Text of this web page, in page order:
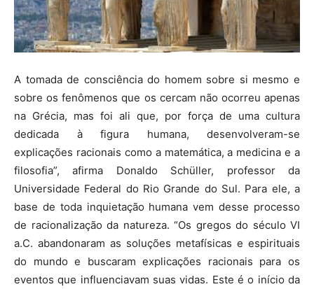
A tomada de consciência do homem sobre si mesmo e
sobre os fenômenos que os cercam não ocorreu apenas
na Grécia, mas foi ali que, por força de uma cultura
dedicada à figura humana, desenvolveram-se
explicações racionais como a matemática, a medicina e a
filosofia”, afirma Donaldo Schüller, professor da
Universidade Federal do Rio Grande do Sul. Para ele, a
base de toda inquietação humana vem desse processo
de racionalização da natureza. “Os gregos do século VI
a.C. abandonaram as soluções metafísicas e espirituais
do mundo e buscaram explicações racionais para os
eventos que influenciavam suas vidas. Este é o início da